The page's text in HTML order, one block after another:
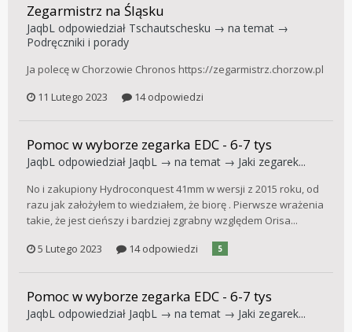
Zegarmistrz na Śląsku
JaqbL odpowiedział Tschautschesku → na temat →
Podręczniki i porady
Ja polecę w Chorzowie Chronos https://zegarmistrz.chorzow.pl
11 Lutego 2023
14 odpowiedzi
Pomoc w wyborze zegarka EDC - 6-7 tys
JaqbL odpowiedział JaqbL → na temat → Jaki zegarek...
No i zakupiony Hydroconquest 41mm w wersji z 2015 roku, od
razu jak założyłem to wiedziałem, że biorę . Pierwsze wrażenia
takie, że jest cieńszy i bardziej zgrabny względem Orisa...
5 Lutego 2023
14 odpowiedzi 5
Pomoc w wyborze zegarka EDC - 6-7 tys
JaqbL odpowiedział JaqbL → na temat → Jaki zegarek...